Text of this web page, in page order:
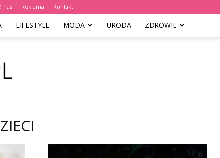
nas Reklama Kontakt
LIFESTYLE MODA URODA ZDROWIE